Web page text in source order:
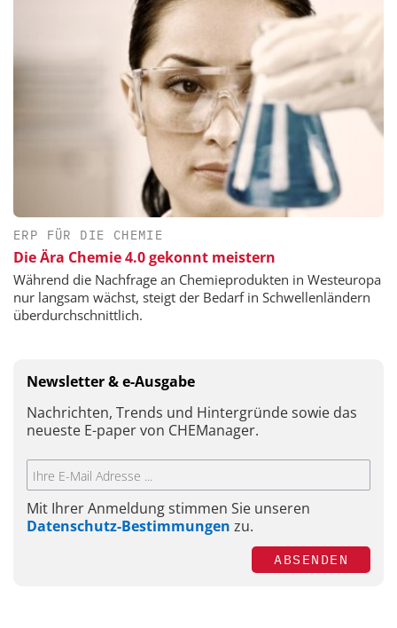
ERP FÜR DIE CHEMIE
Die Ära Chemie 4.0 gekonnt meistern
Während die Nachfrage an Chemieprodukten in Westeuropa
nur langsam wächst, steigt der Bedarf in Schwellenländern
überdurchschnittlich.
Newsletter & e-Ausgabe
Nachrichten, Trends und Hintergründe sowie das
neueste E-paper von CHEManager.
Mit Ihrer Anmeldung stimmen Sie unseren
Datenschutz-Bestimmungen zu.
ABSENDEN